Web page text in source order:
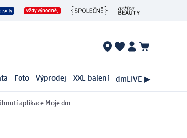
Foto Výprodej XXL balení dmLIVE ▶
aplikace Moje dm